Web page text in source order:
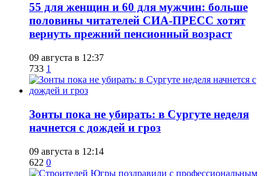
​55 для женщин и 60 для мужчин: больше
половины читателей СИА-ПРЕСС хотят
вернуть прежний пенсионный возраст
09 августа в 12:37
733 1
​Зонты пока не убирать: в Сургуте неделя
начнется с дождей и гроз
09 августа в 12:14
622 0